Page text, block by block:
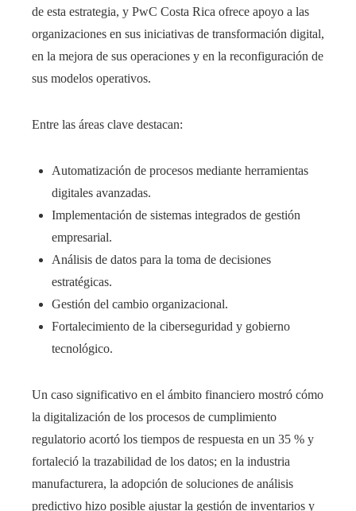
de esta estrategia, y PwC Costa Rica ofrece apoyo a las
organizaciones en sus iniciativas de transformación digital,
en la mejora de sus operaciones y en la reconfiguración de
sus modelos operativos.
Entre las áreas clave destacan:
Automatización de procesos mediante herramientas
digitales avanzadas.
Implementación de sistemas integrados de gestión
empresarial.
Análisis de datos para la toma de decisiones
estratégicas.
Gestión del cambio organizacional.
Fortalecimiento de la ciberseguridad y gobierno
tecnológico.
Un caso significativo en el ámbito financiero mostró cómo
la digitalización de los procesos de cumplimiento
regulatorio acortó los tiempos de respuesta en un 35 % y
fortaleció la trazabilidad de los datos; en la industria
manufacturera, la adopción de soluciones de análisis
predictivo hizo posible ajustar la gestión de inventarios y